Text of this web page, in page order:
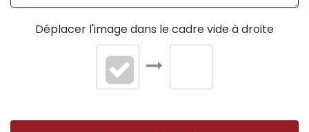
Consommation
énergie finale
D
Consommation
énergie primaire
consommation
Déplacer l'image dans le cadre vide à droite